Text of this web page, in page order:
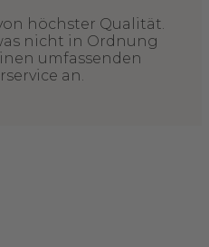
höchster Qualität.
nicht in Ordnung
umfassenden
an.